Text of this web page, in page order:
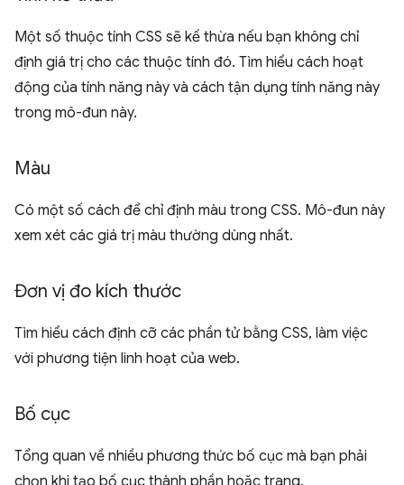
Một số thuộc tính CSS sẽ kế thừa nếu bạn không chỉ
định giá trị cho các thuộc tính đó. Tìm hiểu cách hoạt
động của tính năng này và cách tận dụng tính năng này
trong mô-đun này.
Màu
Có một số cách để chỉ định màu trong CSS. Mô-đun này
xem xét các giá trị màu thường dùng nhất.
Đơn vị đo kích thước
Tìm hiểu cách định cỡ các phần tử bằng CSS, làm việc
với phương tiện linh hoạt của web.
Bố cục
Tổng quan về nhiều phương thức bố cục mà bạn phải
chọn khi tạo bố cục thành phần hoặc trang.